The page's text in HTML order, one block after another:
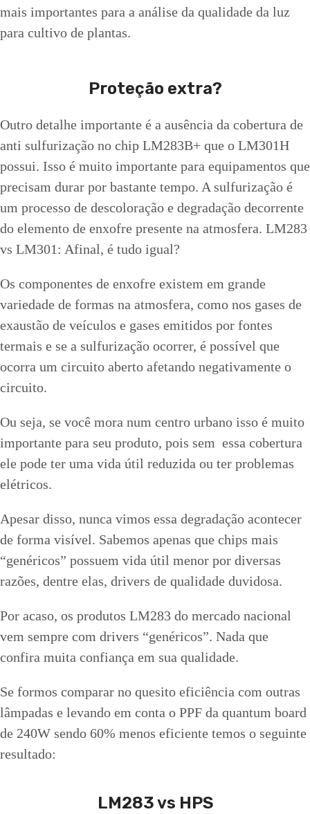
mais importantes para a análise da qualidade da luz
para cultivo de plantas.
Proteção extra?
Outro detalhe importante é a ausência da cobertura de
anti sulfurização no chip LM283B+ que o LM301H
possui. Isso é muito importante para equipamentos que
precisam durar por bastante tempo. A sulfurização é
um processo de descoloração e degradação decorrente
do elemento de enxofre presente na atmosfera. LM283
vs LM301: Afinal, é tudo igual?
Os componentes de enxofre existem em grande
variedade de formas na atmosfera, como nos gases de
exaustão de veículos e gases emitidos por fontes
termais e se a sulfurização ocorrer, é possível que
ocorra um circuito aberto afetando negativamente o
circuito.
Ou seja, se você mora num centro urbano isso é muito
importante para seu produto, pois sem essa cobertura
ele pode ter uma vida útil reduzida ou ter problemas
elétricos.
Apesar disso, nunca vimos essa degradação acontecer
de forma visível. Sabemos apenas que chips mais
“genéricos” possuem vida útil menor por diversas
razões, dentre elas, drivers de qualidade duvidosa.
Por acaso, os produtos LM283 do mercado nacional
vem sempre com drivers “genéricos”. Nada que
confira muita confiança em sua qualidade.
Se formos comparar no quesito eficiência com outras
lâmpadas e levando em conta o PPF da quantum board
de 240W sendo 60% menos eficiente temos o seguinte
resultado:
LM283 vs HPS